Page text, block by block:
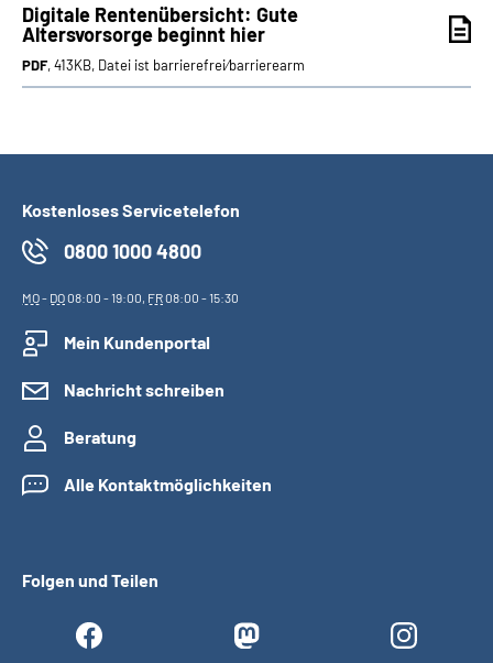
Digitale Rentenübersicht: Gute
Altersvorsorge beginnt hier
PDF, 413KB, Datei ist barrierefrei⁄barrierearm
Kostenloses Servicetelefon
0800 1000 4800
MO- DO08:00 - 19:00, FR08:00 - 15:30
Mein Kundenportal
Nachricht schreiben
Beratung
Alle Kontaktmöglichkeiten
Folgen und Teilen